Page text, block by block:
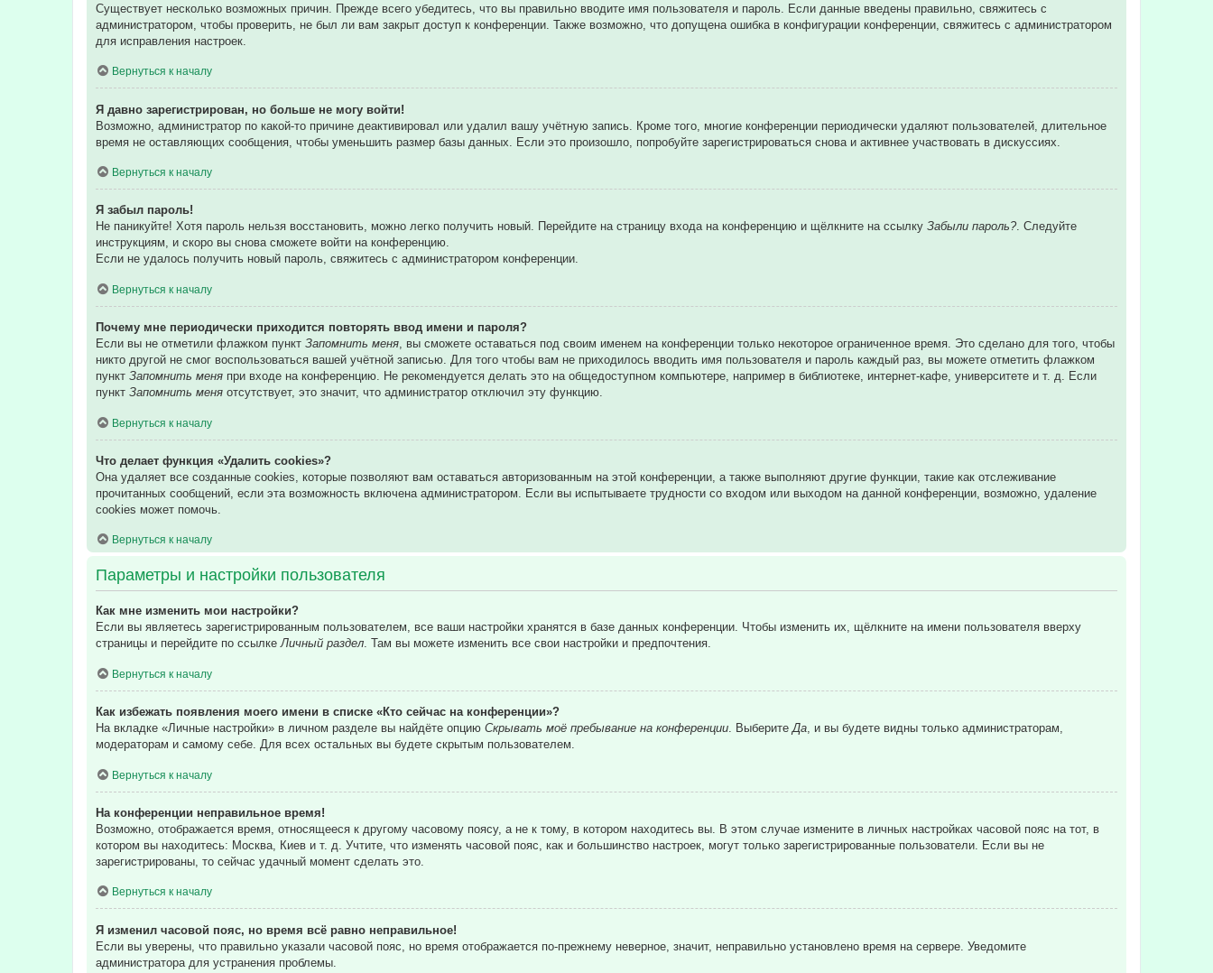
Существует несколько возможных причин. Прежде всего убедитесь, что вы правильно вводите имя пользователя и пароль. Если данные введены правильно, свяжитесь с
администратором, чтобы проверить, не был ли вам закрыт доступ к конференции. Также возможно, что допущена ошибка в конфигурации конференции, свяжитесь с администратором
для исправления настроек.
Вернуться к началу
Я давно зарегистрирован, но больше не могу войти!
Возможно, администратор по какой-то причине деактивировал или удалил вашу учётную запись. Кроме того, многие конференции периодически удаляют пользователей, длительное
время не оставляющих сообщения, чтобы уменьшить размер базы данных. Если это произошло, попробуйте зарегистрироваться снова и активнее участвовать в дискуссиях.
Вернуться к началу
Я забыл пароль!
Не паникуйте! Хотя пароль нельзя восстановить, можно легко получить новый. Перейдите на страницу входа на конференцию и щёлкните на ссылку Забыли пароль?. Следуйте
инструкциям, и скоро вы снова сможете войти на конференцию.
Если не удалось получить новый пароль, свяжитесь с администратором конференции.
Вернуться к началу
Почему мне периодически приходится повторять ввод имени и пароля?
Если вы не отметили флажком пункт Запомнить меня, вы сможете оставаться под своим именем на конференции только некоторое ограниченное время. Это сделано для того, чтобы
никто другой не смог воспользоваться вашей учётной записью. Для того чтобы вам не приходилось вводить имя пользователя и пароль каждый раз, вы можете отметить флажком
пункт Запомнить меня при входе на конференцию. Не рекомендуется делать это на общедоступном компьютере, например в библиотеке, интернет-кафе, университете и т. д. Если
пункт Запомнить меня отсутствует, это значит, что администратор отключил эту функцию.
Вернуться к началу
Что делает функция «Удалить cookies»?
Она удаляет все созданные cookies, которые позволяют вам оставаться авторизованным на этой конференции, а также выполняют другие функции, такие как отслеживание
прочитанных сообщений, если эта возможность включена администратором. Если вы испытываете трудности со входом или выходом на данной конференции, возможно, удаление
cookies может помочь.
Вернуться к началу
Параметры и настройки пользователя
Как мне изменить мои настройки?
Если вы являетесь зарегистрированным пользователем, все ваши настройки хранятся в базе данных конференции. Чтобы изменить их, щёлкните на имени пользователя вверху
страницы и перейдите по ссылкеЛичный раздел. Там вы можете изменить все свои настройки и предпочтения.
Вернуться к началу
Как избежать появления моего имени в списке «Кто сейчас на конференции»?
На вкладке «Личные настройки» в личном разделе вы найдёте опцию Скрывать моё пребывание на конференции. ВыберитеДа, и вы будете видны только администраторам,
модераторам и самому себе. Для всех остальных вы будете скрытым пользователем.
Вернуться к началу
На конференции неправильное время!
Возможно, отображается время, относящееся к другому часовому поясу, а не к тому, в котором находитесь вы. В этом случае измените в личных настройках часовой пояс на тот, в
котором вы находитесь: Москва, Киев и т. д. Учтите, что изменять часовой пояс, как и большинство настроек, могут только зарегистрированные пользователи. Если вы не
зарегистрированы, то сейчас удачный момент сделать это.
Вернуться к началу
Я изменил часовой пояс, но время всё равно неправильное!
Если вы уверены, что правильно указали часовой пояс, но время отображается по-прежнему неверное, значит, неправильно установлено время на сервере. Уведомите
администратора для устранения проблемы.